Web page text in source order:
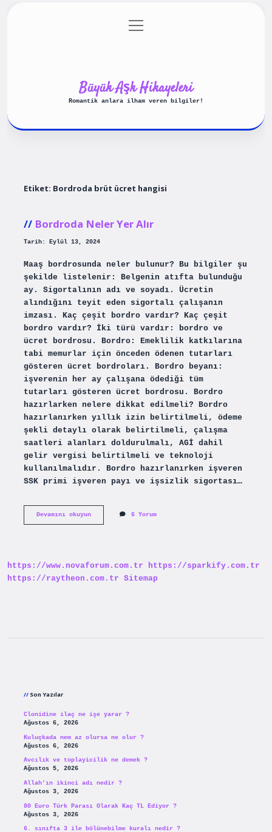
Gizlilik Politikası
menüyü
aç
Büyük Aşk Hikayeleri
Romantik anlara ilham veren bilgiler!
Etiket: Bordroda brüt ücret hangisi
Bordroda Neler Yer Alır
Tarih: Eylül 13, 2024
Maaş bordrosunda neler bulunur? Bu bilgiler şu
şekilde listelenir: Belgenin atıfta bulunduğu
ay. Sigortalının adı ve soyadı. Ücretin
alındığını teyit eden sigortalı çalışanın
imzası. Kaç çeşit bordro vardır? Kaç çeşit
bordro vardır? İki türü vardır: bordro ve
ücret bordrosu. Bordro: Emeklilik katkılarına
tabi memurlar için önceden ödenen tutarları
gösteren ücret bordroları. Bordro beyanı:
işverenin her ay çalışana ödediği tüm
tutarları gösteren ücret bordrosu. Bordro
hazırlarken nelere dikkat edilmeli? Bordro
hazırlanırken yıllık izin belirtilmeli, ödeme
şekli detaylı olarak belirtilmeli, çalışma
saatleri alanları doldurulmalı, AGİ dahil
gelir vergisi belirtilmeli ve teknoloji
kullanılmalıdır. Bordro hazırlanırken işveren
SSK primi işveren payı ve işsizlik sigortası…
Devamını okuyunBordroda
6 Yorum
https://www.novaforum.com.tr
https://sparkify.com.tr
https://raytheon.com.tr Sitemap
Son Yazılar
Clonidine ilaç ne işe yarar ?
Ağustos 6, 2026
Kuluçkada nem az olursa ne olur ?
Ağustos 6, 2026
Avcılık ve toplayicilik ne demek ?
Ağustos 5, 2026
Allah’ın ikinci adı nedir ?
Ağustos 3, 2026
80 Euro Türk Parası Olarak Kaç TL Ediyor ?
Ağustos 3, 2026
6. sınıfta 3 ile bölünebilme kuralı nedir ?